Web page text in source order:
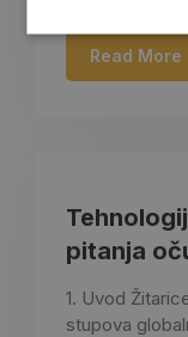
Read More
pitanja
1. Uvod
stupova